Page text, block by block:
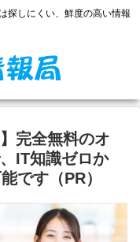
探しにくい、鮮度の高い情報
完全無料のオ
IT知識ゼロか
です（PR）